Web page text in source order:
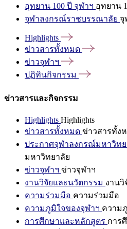
อุทยาน 100 ปี จุฬาฯ อุทยาน
จุฬาลงกรณ์ราชบรรณาลัย จุ
Highlights
ข่าวสารทั้งหมด
ข่าวจุฬาฯ
ปฏิทินกิจกรรม
ข่าวสารและกิจกรรม
Highlights Highlights
ข่าวสารทั้งหมด ข่าวสารทั้ง
ประกาศจุฬาลงกรณ์มหาวิทย
มหาวิทยาลัย
ข่าวจุฬาฯ ข่าวจุฬาฯ
งานวิจัยและนวัตกรรม งานวิ
ความร่วมมือ ความร่วมมือ
ความภูมิใจของจุฬาฯ ความ
การศึกษาและหลักสูตร การ